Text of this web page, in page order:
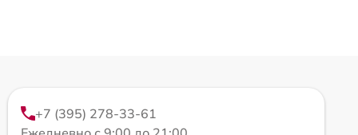
+7 (395) 278-33-61